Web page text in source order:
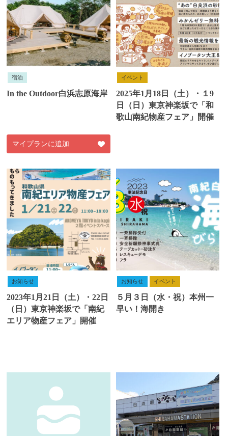
宿泊
In the Outdoor白浜志原海岸
マイプランに追加
イベント
2025年1月18日（土）・１9
日（日）東京神楽坂で「和
歌山南紀物産フェア」開催
お知らせ
2023年1月21日（土）・22日
（日）東京神楽坂で「南紀
エリア物産フェア」開催
お知らせ イベント
５月３日（水・祝）本州一
早い！海開き